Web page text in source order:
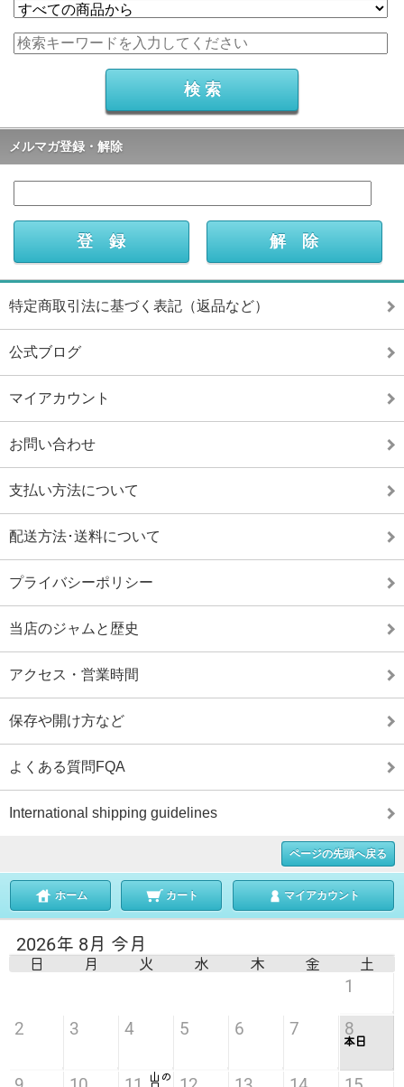
メルマガ登録・解除
特定商取引法に基づく表記（返品など）
公式ブログ
マイアカウント
お問い合わせ
支払い方法について
配送方法･送料について
プライバシーポリシー
当店のジャムと歴史
アクセス・営業時間
保存や開け方など
よくある質問FQA
International shipping guidelines
ページの先頭へ戻る
ホーム カート マイアカウント